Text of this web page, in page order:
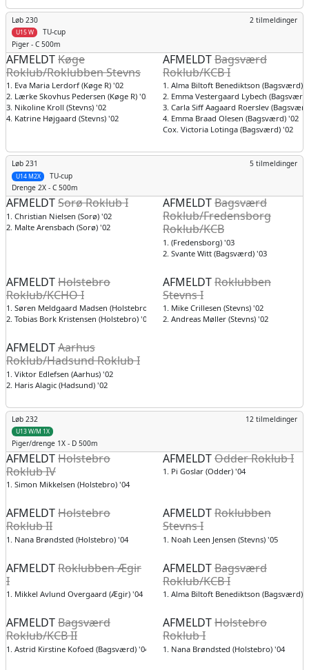
Løb 230
TU-cup
2 tilmeldinger
U15 W
Piger - C 500m
AFMELDTKøge
Roklub/Roklubben Stevns
1. Eva Maria Lerdorf (Køge R) '02
2. Lærke Skovhus Pedersen (Køge R) '03
3. Nikoline Kroll (Stevns) '02
4. Katrine Højgaard (Stevns) '02
AFMELDTBagsværd
Roklub/KCB I
1. Alma Biltoft Benediktson (Bagsværd)
2. Emma Vestergaard Lybech
3. Carla Siff Aagaard Roerslev
4. Emma Braad Olesen (Bagsværd) '02
Cox. Victoria Lotinga (Bagsværd) '02
Løb 231
TU-cup
5 tilmeldinger
U14 M2X
Drenge 2X - C 500m
AFMELDTSorø Roklub I
1. Christian Nielsen (Sorø) '02
2. Malte Arensbach (Sorø) '02
AFMELDTBagsværd
Roklub/Fredensborg
Roklub/KCB
1. (Fredensborg) '03
2. Svante Witt (Bagsværd) '03
AFMELDTHolstebro
Roklub/KCHO I
1. Søren Meldgaard Madsen (Holstebro) '02
2. Tobias Bork Kristensen (Holstebro) '03
AFMELDTRoklubben
Stevns I
1. Mike Crillesen (Stevns) '02
2. Andreas Møller (Stevns) '02
AFMELDTAarhus
Roklub/Hadsund Roklub I
1. Viktor Edlefsen (Aarhus) '02
2. Haris Alagic (Hadsund) '02
Løb 232 12 tilmeldinger
U13 W/M 1X
Piger/drenge 1X - D 500m
AFMELDTHolstebro
Roklub IV
1. Simon Mikkelsen (Holstebro) '04
AFMELDTOdder Roklub I
1. Pi Goslar (Odder) '04
AFMELDTHolstebro
Roklub II
1. Nana Brøndsted (Holstebro) '04
AFMELDTRoklubben
Stevns I
1. Noah Leen Jensen (Stevns) '05
AFMELDTRoklubben Ægir
I
1. Mikkel Avlund Overgaard (Ægir) '04
AFMELDTBagsværd
Roklub/KCB I
1. Alma Biltoft Benediktson (Bagsværd)
AFMELDTBagsværd
Roklub/KCB II
1. Astrid Kirstine Kofoed (Bagsværd) '04
AFMELDTHolstebro
Roklub I
1. Nana Brøndsted (Holstebro) '04